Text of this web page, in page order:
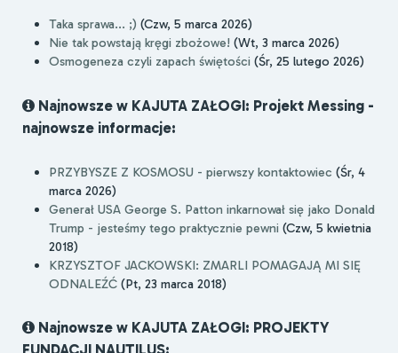
Taka sprawa... ;) (Czw, 5 marca 2026)
Nie tak powstają kręgi zbożowe! (Wt, 3 marca 2026)
Osmogeneza czyli zapach świętości (Śr, 25 lutego 2026)
Najnowsze w KAJUTA ZAŁOGI: Projekt Messing -
najnowsze informacje:
PRZYBYSZE Z KOSMOSU - pierwszy kontaktowiec (Śr, 4
marca 2026)
Generał USA George S. Patton inkarnował się jako Donald
Trump - jesteśmy tego praktycznie pewni (Czw, 5 kwietnia
2018)
KRZYSZTOF JACKOWSKI: ZMARLI POMAGAJĄ MI SIĘ
ODNALEŹĆ (Pt, 23 marca 2018)
Najnowsze w KAJUTA ZAŁOGI: PROJEKTY